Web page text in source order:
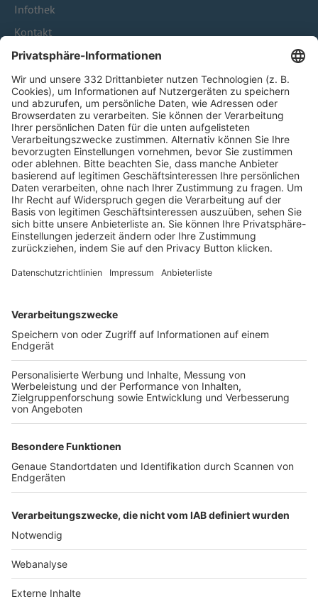
Infothek
Kontakt
HÄUFIG BESUCHTE SEITEN
Pässe und Vereinswechsel
Trainerausbildung
Schulungsangebot Vereinsmitarbeiter
BFV-Geschäftsstellen
Trainerbörse
Login SpielPlus
FOLGE DEM BFV
TOP-VEREINE
TOP-PARTNER
Nutzungsbedingungen Datenschutz Impressum